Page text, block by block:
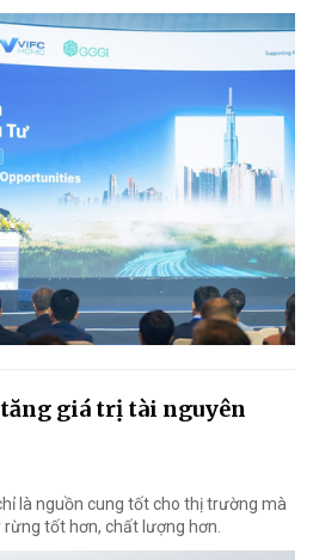
giá trị tài nguyên
là nguồn cung tốt cho thị trường mà
tốt hơn, chất lượng hơn.